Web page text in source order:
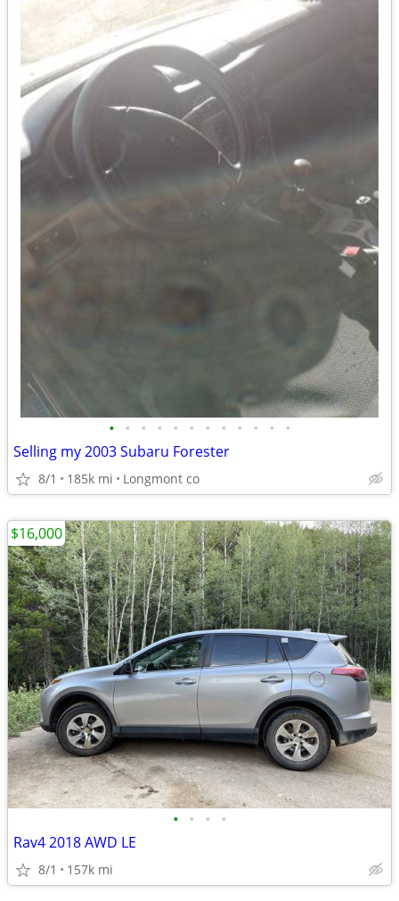
• • • • • • • • • • • •
Selling my 2003 Subaru Forester
8/1 185k mi Longmont co
• • • •
Rav4 2018 AWD LE
8/1 157k mi
$16,000